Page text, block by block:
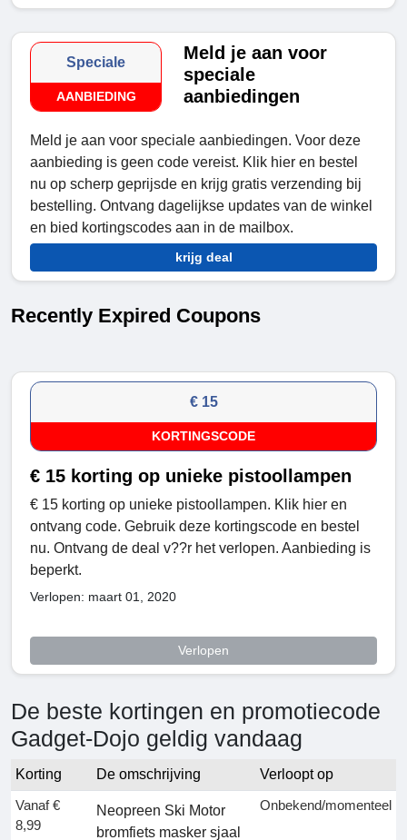
Speciale
AANBIEDING
Meld je aan voor
speciale
aanbiedingen
Meld je aan voor speciale aanbiedingen. Voor deze
aanbieding is geen code vereist. Klik hier en bestel
nu op scherp geprijsde en krijg gratis verzending bij
bestelling. Ontvang dagelijkse updates van de winkel
en bied kortingscodes aan in de mailbox.
krijg deal
Recently Expired Coupons
€ 15
KORTINGSCODE
€ 15 korting op unieke pistoollampen
€ 15 korting op unieke pistoollampen. Klik hier en
ontvang code. Gebruik deze kortingscode en bestel
nu. Ontvang de deal v??r het verlopen. Aanbieding is
beperkt.
Verlopen: maart 01, 2020
Verlopen
De beste kortingen en promotiecode
Gadget-Dojo geldig vandaag
Korting De omschrijving
Verloopt op
Vanaf €
8,99
Neopreen Ski Motor
bromfiets masker sjaal
Onbekend/momenteel